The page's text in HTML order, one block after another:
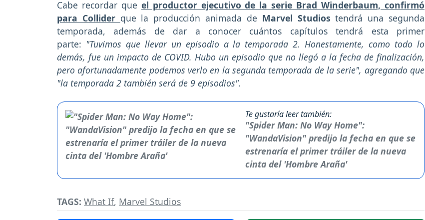
Cabe recordar que el productor ejecutivo de la serie Brad Winderbaum, confirmó
para Collider que la producción animada de Marvel Studios tendrá una segunda
temporada, además de dar a conocer cuántos capítulos tendrá esta primer
parte: "Tuvimos que llevar un episodio a la temporada 2. Honestamente, como todo lo
demás, fue un impacto de COVID. Hubo un episodio que no llegó a la fecha de finalización,
pero afortunadamente podemos verlo en la segunda temporada de la serie", agregando que
"la temporada 2 también será de 9 episodios".
Te gustaría leer también:
"Spider Man: No Way Home":
"WandaVision" predijo la fecha en que se
estrenaría el primer tráiler de la nueva
cinta del 'Hombre Araña'
TAGS: What If, Marvel Studios